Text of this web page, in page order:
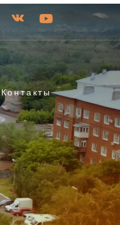
Контакты